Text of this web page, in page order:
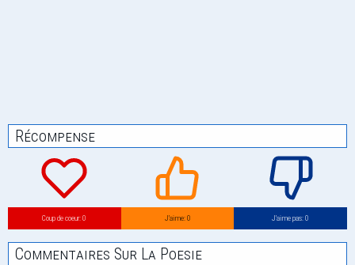
Récompense
Coup de coeur: 0 J’aime: 0 J’aime pas: 0
Commentaires Sur La Poesie